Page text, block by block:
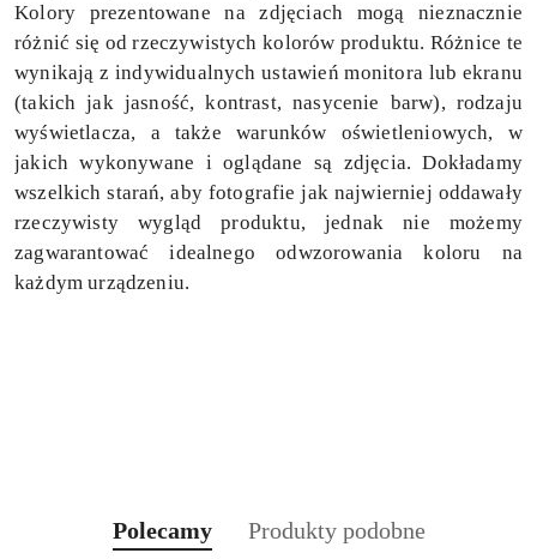
Kolory prezentowane na zdjęciach mogą nieznacznie
różnić się od rzeczywistych kolorów produktu. Różnice te
wynikają z indywidualnych ustawień monitora lub ekranu
(takich jak jasność, kontrast, nasycenie barw), rodzaju
wyświetlacza, a także warunków oświetleniowych, w
jakich wykonywane i oglądane są zdjęcia. Dokładamy
wszelkich starań, aby fotografie jak najwierniej oddawały
rzeczywisty wygląd produktu, jednak nie możemy
zagwarantować idealnego odwzorowania koloru na
każdym urządzeniu.
Pomiń karuzelę produktów
Produkty
Polecamy
Produkty
Produkty podobne